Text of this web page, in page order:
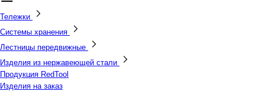
Тележки
Системы хранения
Лестницы передвижные
Изделия из нержавеющей стали
Продукция RedTool
Изделия на заказ